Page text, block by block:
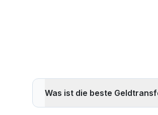
Was ist die beste